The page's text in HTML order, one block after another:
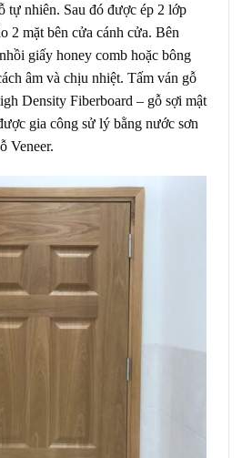
tự nhiên. Sau đó được ép 2 lớp
2 mặt bên cửa cánh cửa. Bên
giấy honey comb hoặc bông
âm và chịu nhiệt. Tấm ván gỗ
Density Fiberboard – gỗ sợi mật
gia công sử lý bằng nước sơn
Veneer.